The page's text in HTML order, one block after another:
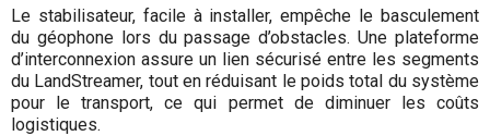
Le stabilisateur, facile à installer, empêche le basculement
du géophone lors du passage d’obstacles. Une plateforme
d’interconnexion assure un lien sécurisé entre les segments
du LandStreamer, tout en réduisant le poids total du système
pour le transport, ce qui permet de diminuer les coûts
logistiques.